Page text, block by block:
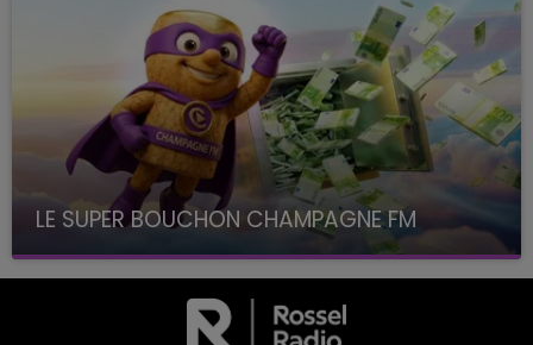
LE SUPER BOUCHON CHAMPAGNE FM
avec La Famille Champagne FM, à 8H10